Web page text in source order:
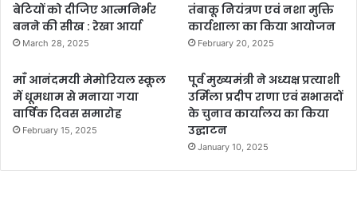
बेटियों को दीजिए आत्मनिर्भर
बनने की सीख : रेखा आर्या
March 28, 2025
तंबाकू नियंत्रण एवं नशा मुक्ति
कार्यशाला का किया आयोजन
February 20, 2025
माँ आनंदमयी मेमोरियल स्कूल
में धूमधाम से मनाया गया
वार्षिक दिवस समारोह
February 15, 2025
पूर्व मुख्यमंत्री ने अध्यक्ष प्रत्याशी
उर्मिला प्रदीप राणा एवं सभासदों
के चुनाव कार्यालय का किया
उद्घाटन
January 10, 2025